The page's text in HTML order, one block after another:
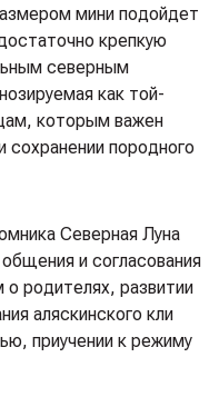
мини подойдет
крепкую
северным
как той-
которым важен
породного
Северная Луна
и согласования
родителях, развитии
аляскинского кли
приучении к режиму